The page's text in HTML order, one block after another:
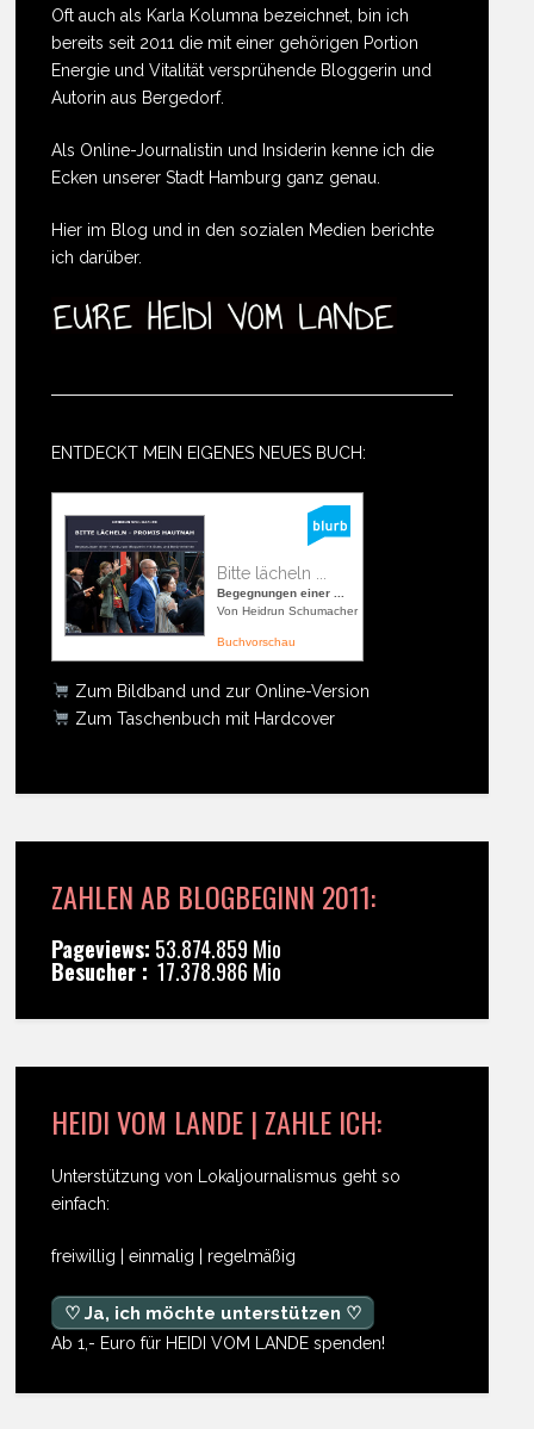
Oft auch als Karla Kolumna bezeichnet, bin ich
bereits seit 2011 die mit einer gehörigen Portion
Energie und Vitalität versprühende Bloggerin und
Autorin aus Bergedorf.
Als Online-Journalistin und Insiderin kenne ich die
Ecken unserer Stadt Hamburg ganz genau.
Hier im Blog und in den sozialen Medien berichte
ich darüber.
ENTDECKT MEIN EIGENES NEUES BUCH:
Bitte lächeln ...
Begegnungen einer ...
Von Heidrun Schumacher
Buchvorschau
Zum Bildband und zur Online-Version
Zum Taschenbuch mit Hardcover
ZAHLEN AB BLOGBEGINN 2011:
Pageviews: 53.874.859 Mio
Besucher : 17.378.986 Mio
HEIDI VOM LANDE | ZAHLE ICH:
Unterstützung von Lokaljournalismus geht so
einfach:
freiwillig | einmalig | regelmäßig
♡ Ja, ich möchte unterstützen ♡
Ab 1,- Euro für HEIDI VOM LANDE spenden!